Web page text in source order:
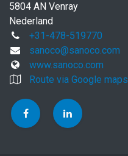
5804 AN Venray
Nederland
+31-478-519770
sanoco@sanoco.com
www.sanoco.com
Route via Google maps